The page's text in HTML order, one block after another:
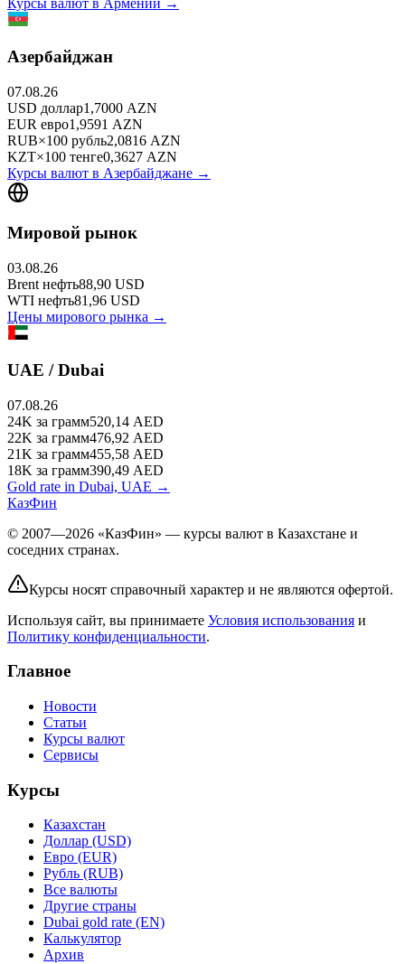
Курсы валют в Армении →
Азербайджан
07.08.26
USD доллар1,7000 AZN
EUR евро1,9591 AZN
RUB×100 рубль2,0816 AZN
KZT×100 тенге0,3627 AZN
Курсы валют в Азербайджане →
Мировой рынок
03.08.26
Brent нефть88,90 USD
WTI нефть81,96 USD
Цены мирового рынка →
UAE / Dubai
07.08.26
24K за грамм520,14 AED
22K за грамм476,92 AED
21K за грамм455,58 AED
18K за грамм390,49 AED
Gold rate in Dubai, UAE →
КазФин
© 2007—2026 «КазФин» — курсы валют в Казахстане и
соседних странах.
Курсы носят справочный характер и не являются офертой.
Используя сайт, вы принимаете Условия использования и
Политику конфиденциальности.
Главное
Новости
Статьи
Курсы валют
Сервисы
Курсы
Казахстан
Доллар (USD)
Евро (EUR)
Рубль (RUB)
Все валюты
Другие страны
Dubai gold rate (EN)
Калькулятор
Архив